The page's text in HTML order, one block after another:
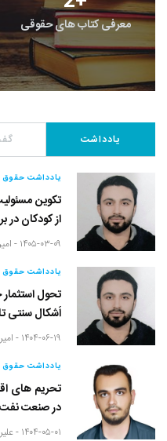
یادداشت
یادداشت
یادداشت
تکوین
از کودکان در
۱۴۰۵-۰۳-۰۹ -
یادداشت
تحول استثمار
اَشکال سنتی
۱۴۰۴-۰۶-۱۹ -
یادداشت
تحریم های
در صنعت نفت
۱۴۰۴-۰۵-۰۱ -